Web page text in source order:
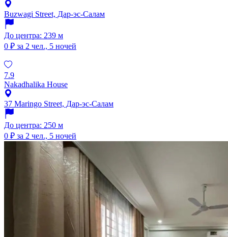
Buzwagi Street, Дар-эс-Салам
До центра: 239 м
0 ₽ за 2 чел., 5 ночей
7.9
Nakadhalika House
37 Maringo Street, Дар-эс-Салам
До центра: 250 м
0 ₽ за 2 чел., 5 ночей